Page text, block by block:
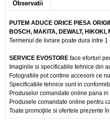
Observatii
PUTEM ADUCE ORICE PIESA
BOSCH, MAKITA, DEWALT,
Termenul de livrare poate dura intre
SERVICE EVOSTORE face eforturi
Imaginile si specificatiile tehnice din
Fotografiile pot contine accesorii ce
Specificatiile tehnice sunt in
Produselor comandate online pana
Produsele comandate online pentru
Toate promoţiile si ofertele prezente